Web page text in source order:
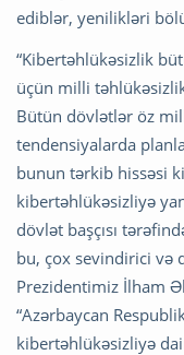
ediblər, yenilikləri
“Kibertəhlükəsizlik
üçün milli
Bütün dövlətlər öz
tendensiyalarda
bunun tərkib hissəsi
kibertəhlükəsizliyə
dövlət başçısı
bu, çox sevindirici və
Prezidentimiz İlham
“Azərbaycan
kibertəhlükəsizliyə